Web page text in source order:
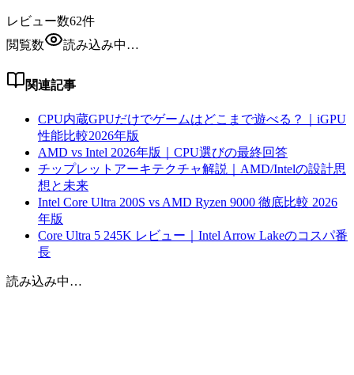
レビュー数62件
閲覧数
読み込み中…
関連記事
CPU内蔵GPUだけでゲームはどこまで遊べる？｜iGPU
性能比較2026年版
AMD vs Intel 2026年版｜CPU選びの最終回答
チップレットアーキテクチャ解説｜AMD/Intelの設計思
想と未来
Intel Core Ultra 200S vs AMD Ryzen 9000 徹底比較 2026
年版
Core Ultra 5 245K レビュー｜Intel Arrow Lakeのコスパ番
長
読み込み中…